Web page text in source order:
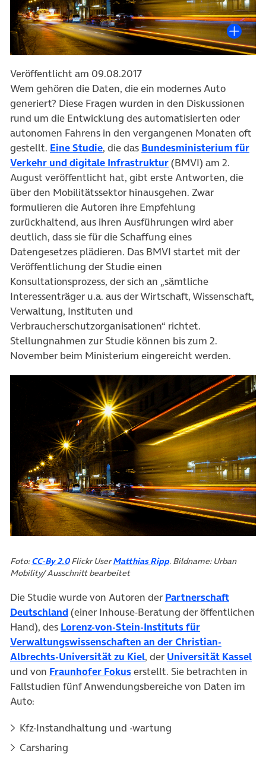
Veröffentlicht am 09.08.2017
Wem gehören die Daten, die ein modernes Auto
generiert? Diese Fragen wurden in den Diskussionen
rund um die Entwicklung des automatisierten oder
autonomen Fahrens in den vergangenen Monaten oft
gestellt. Eine Studie(öffnet in neuem Tab)
, die das Bundesministerium für
Verkehr und digitale Infrastruktur(öffnet in neuem
(BMVI) am 2.
August veröffentlicht hat, gibt erste Antworten, die
über den Mobilitätssektor hinausgehen. Zwar
formulieren die Autoren ihre Empfehlung
zurückhaltend, aus ihren Ausführungen wird aber
deutlich, dass sie für die Schaffung eines
Datengesetzes plädieren. Das BMVI startet mit der
Veröffentlichung der Studie einen
Konsultationsprozess, der sich an „sämtliche
Interessenträger u.a. aus der Wirtschaft, Wissenschaft,
Verwaltung, Instituten und
Verbraucherschutzorganisationen“ richtet.
Stellungnahmen zur Studie können bis zum 2.
November beim Ministerium eingereicht werden.
Foto:CC-By 2.0(öffnet in neuem Tab)
Flickr UserMatthias Ripp(öffnet in neuem Tab)
. Bildname: Urban
Mobility/ Ausschnitt bearbeitet
Die Studie wurde von Autoren der Partnerschaft
Deutschland (öffnet in neuem Tab)
(einer Inhouse-Beratung der öffentlichen
Hand), des Lorenz-von-Stein-Instituts für
Verwaltungswissenschaften an der Christian-
Albrechts-Universität zu Kiel(öffnet in neuem Tab)
, der Universität Kassel
und von Fraunhofer Fokus(öffnet in neuem Tab)
erstellt. Sie betrachten in
Fallstudien fünf Anwendungsbereiche von Daten im
Auto:
Kfz-Instandhaltung und -wartung
Carsharing